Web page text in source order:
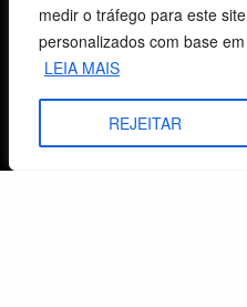
medir o tráfego para este
personalizados com base
LEIA MAIS
REJEITAR
WhatsApp / Vendas
+55 (51) 99734-4518
WhatsApp / Comunicação
+55 (51) 99799-3041